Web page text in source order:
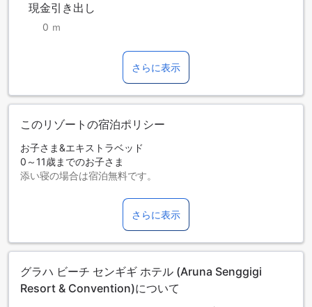
現金引き出し
0 ｍ
さらに表示
このリゾートの宿泊ポリシー
お子さま&エキストラベッド
0～11歳までのお子さま
添い寝の場合は宿泊無料です。
ます。各ルームタイプ欄の記載をお確かめください。ルーム
タイプの欄にエキストラベッド追加のオプションが提示され
ていない場合は、エキストラベッドの追加はできません。
【ご注意】6部屋以上をご予約の場合は、異なるご予約条件や
さらに表示
グラハ ビーチ センギギ ホテル (Aruna Senggigi
Resort & Convention)について